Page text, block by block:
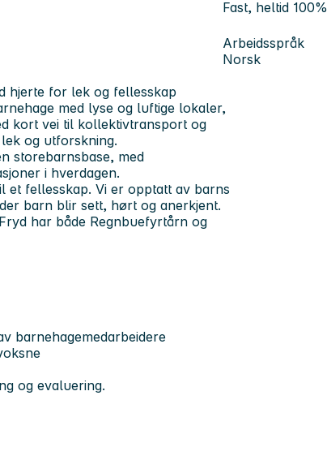
Fast, heltid 100%
Arbeidsspråk
Norsk
hjerte for lek og fellesskap
med lyse og luftige lokaler,
kort vei til kollektivtransport og
og utforskning.
storebarnsbase, med
i hverdagen.
fellesskap. Vi er opptatt av barns
barn blir sett, hørt og anerkjent.
har både Regnbuefyrtårn og
barnehagemedarbeidere
og evaluering.